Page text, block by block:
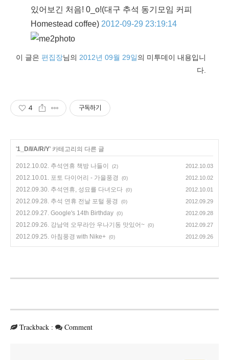
있어보긴 처음! 0_o!(대구 추석 동기모임 커피
Homestead coffee) 2012-09-29 23:19:14
이 글은 편집장님의 2012년 09월 29일의 미투데이 내용입니
다.
4 구독하기
'1_D/I/A/R/Y' 카테고리의 다른 글
2012.10.02. 추석연휴 책방 나들이 (2) 2012.10.03
2012.10.01. 포토 다이어리 - 가을풍경 (0) 2012.10.02
2012.09.30. 추석연휴, 성묘를 다녀오다 (0) 2012.10.01
2012.09.28. 추석 연휴 전날 포털 풍경 (0) 2012.09.29
2012.09.27. Google's 14th Birthday (0) 2012.09.28
2012.09.26. 강남역 오무라안 우나기동 맛있어~ (0) 2012.09.27
2012.09.25. 아침풍경 with Nike+ (0) 2012.09.26
Trackback : Comment